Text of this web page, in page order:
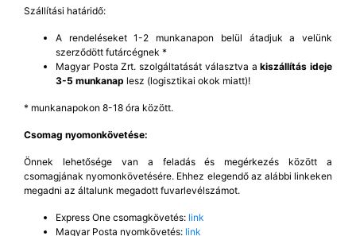
Szállítási határidő:
A rendeléseket 1-2 munkanapon belül átadjuk a velünk
szerződött futárcégnek *
Magyar Posta Zrt. szolgáltatását választva akiszállítás ideje
3-5 munkanap lesz (logisztikai okok miatt)!
* munkanapokon 8-18 óra között.
Csomag nyomonkövetése:
Önnek lehetősége van a feladás és megérkezés között a
csomagjának nyomonkövetésére. Ehhez elegendő az alábbi linkeken
megadni az általunk megadott fuvarlevélszámot.
Express One csomagkövetés: link
Magyar Posta nyomkövetés: link